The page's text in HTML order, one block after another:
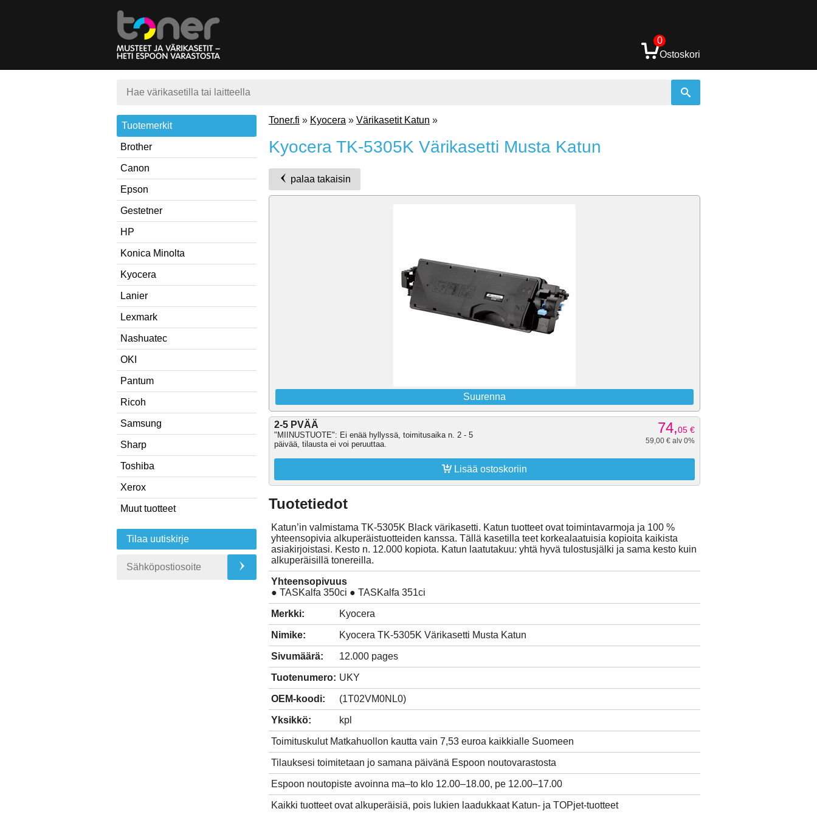
0
Ostoskori
Tuotemerkit
Brother
Canon
Epson
Gestetner
HP
Konica Minolta
Kyocera
Lanier
Lexmark
Nashuatec
OKI
Pantum
Ricoh
Samsung
Sharp
Toshiba
Xerox
Muut tuotteet
Tilaa uutiskirje
Toner.fi » Kyocera » Värikasetit Katun »
Kyocera TK-5305K Värikasetti Musta Katun
palaa takaisin
Suurenna
2-5 PVÄÄ
"MIINUSTUOTE": Ei enää hyllyssä, toimitusaika n. 2 - 5
päivää, tilausta ei voi peruuttaa.
74,05 €
59,00 € alv 0%
 Lisää ostoskoriin
Tuotetiedot
Katun’in valmistama TK-5305K Black värikasetti. Katun tuotteet ovat toimintavarmoja ja 100 %
yhteensopivia alkuperäistuotteiden kanssa. Tällä kasetilla teet korkealaatuisia kopioita kaikista
asiakirjoistasi. Kesto n. 12.000 kopiota. Katun laatutakuu: yhtä hyvä tulostusjälki ja sama kesto kuin
alkuperäisillä tonereilla.
Yhteensopivuus
● TASKalfa 350ci ● TASKalfa 351ci
Merkki: Kyocera
Nimike: Kyocera TK-5305K Värikasetti Musta Katun
Sivumäärä: 12.000 pages
Tuotenumero: UKY
OEM-koodi: (1T02VM0NL0)
Yksikkö: kpl
Toimituskulut Matkahuollon kautta vain 7,53 euroa kaikkialle Suomeen
Tilauksesi toimitetaan jo samana päivänä Espoon noutovarastosta
Espoon noutopiste avoinna ma–to klo 12.00–18.00, pe 12.00–17.00
Kaikki tuotteet ovat alkuperäisiä, pois lukien laadukkaat Katun- ja TOPjet-tuotteet